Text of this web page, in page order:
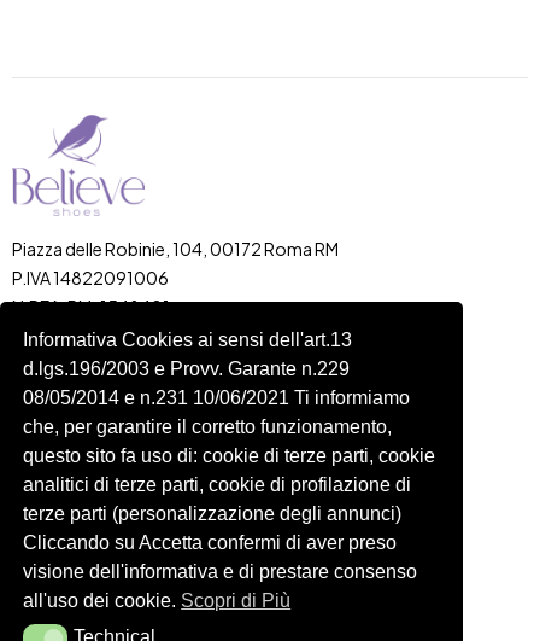
Informativa Cookies ai sensi dell'art.13
d.lgs.196/2003 e Provv. Garante n.229
08/05/2014 e n.231 10/06/2021 Ti informiamo
che, per garantire il corretto funzionamento,
questo sito fa uso di: cookie di terze parti, cookie
analitici di terze parti, cookie di profilazione di
terze parti (personalizzazione degli annunci)
Cliccando su Accetta confermi di aver preso
visione dell'informativa e di prestare consenso
all'uso dei cookie. Scopri di Più
Technical
Piazza delle Robinie, 104, 00172 Roma RM
P.IVA 14822091006
N.REA: RM-1548401
C.SOCIALE: €10,00
334 918 4321
Shop
Shop
Donna
Bambini
Accessori
Account
Carrello
Profilo
Ordini
Wishlist
Spedizioni e Resi